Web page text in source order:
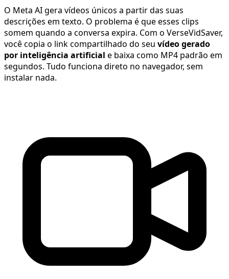
O Meta AI gera vídeos únicos a partir das suas
descrições em texto. O problema é que esses clips
somem quando a conversa expira. Com o VerseVidSaver,
você copia o link compartilhado do seu vídeo gerado
por inteligência artificial e baixa como MP4 padrão em
segundos. Tudo funciona direto no navegador, sem
instalar nada.